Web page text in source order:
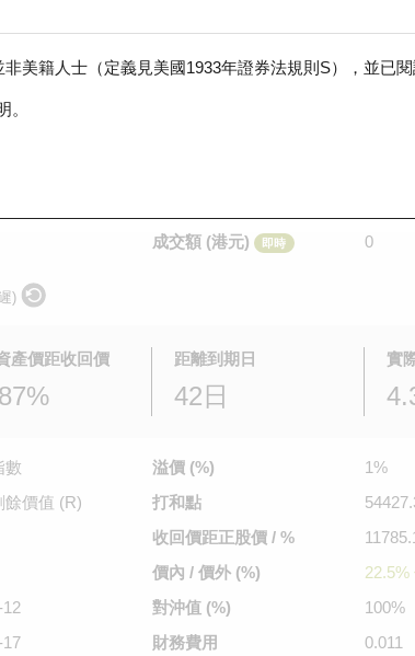
美籍人士（定義見美國1933年證券法規則S），並已
。
DJI 道瓊斯指數
成交額 (港元)
即時 0
)
產價距收回價 距離到期日
42日
實
數
餘價值 (R)
17
溢價 (%)
1%
打和點
收回價距正股價 / %
價內 / 價外 (%)
22.5%
對沖值 (%)
100%
財務費用
0.011